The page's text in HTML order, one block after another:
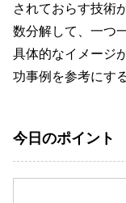
されておらす技術
数分解して、一つ
具体的なイメージ
功事例を参考にす
今日のポイント